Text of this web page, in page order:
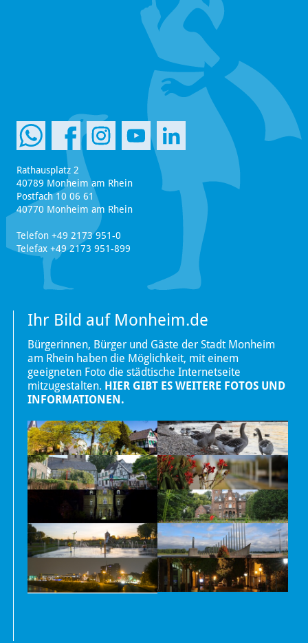
Rathausplatz 2
40789 Monheim am Rhein
Postfach 10 06 61
40770 Monheim am Rhein
Telefon +49 2173 951-0
Telefax +49 2173 951-899
Ihr Bild auf Monheim.de
Bürgerinnen, Bürger und Gäste der Stadt Monheim
am Rhein haben die Möglichkeit, mit einem
geeigneten Foto die städtische Internetseite
mitzugestalten. HIER GIBT ES WEITERE FOTOS UND
INFORMATIONEN.